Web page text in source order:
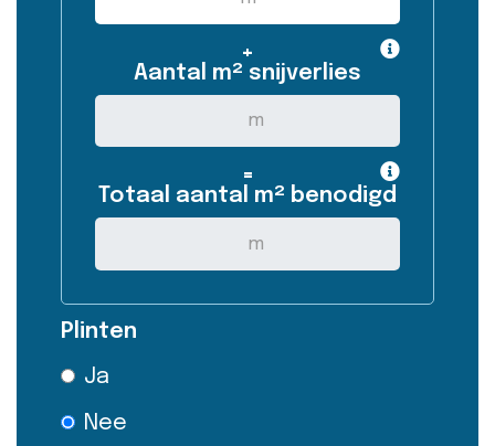
+
Aantal m² snijverlies
=
Totaal aantal m² benodigd
Plinten
Ja
Nee